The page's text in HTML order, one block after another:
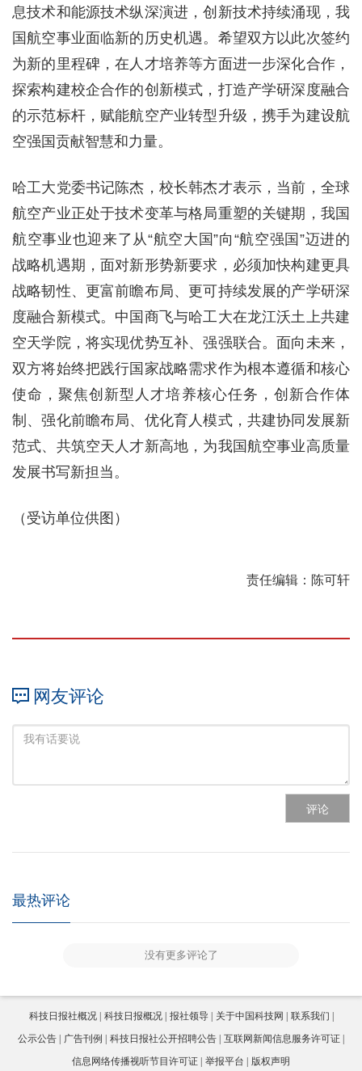
息技术和能源技术纵深演进，创新技术持续涌现，我
国航空事业面临新的历史机遇。希望双方以此次签约
为新的里程碑，在人才培养等方面进一步深化合作，
探索构建校企合作的创新模式，打造产学研深度融合
的示范标杆，赋能航空产业转型升级，携手为建设航
空强国贡献智慧和力量。
哈工大党委书记陈杰，校长韩杰才表示，当前，全球
航空产业正处于技术变革与格局重塑的关键期，我国
航空事业也迎来了从“航空大国”向“航空强国”迈进的
战略机遇期，面对新形势新要求，必须加快构建更具
战略韧性、更富前瞻布局、更可持续发展的产学研深
度融合新模式。中国商飞与哈工大在龙江沃土上共建
空天学院，将实现优势互补、强强联合。面向未来，
双方将始终把践行国家战略需求作为根本遵循和核心
使命，聚焦创新型人才培养核心任务，创新合作体
制、强化前瞻布局、优化育人模式，共建协同发展新
范式、共筑空天人才新高地，为我国航空事业高质量
发展书写新担当。
（受访单位供图）
责任编辑：陈可轩
网友评论
评论
最热评论
没有更多评论了
科技日报社概况 科技日报概况 报社领导 关于中国科技网
联系我们
公示公告
广告刊例 科技日报社公开招聘公告
互联网新闻信息服务许可证
信息网络传播视听节目许可证
举报平台 版权声明